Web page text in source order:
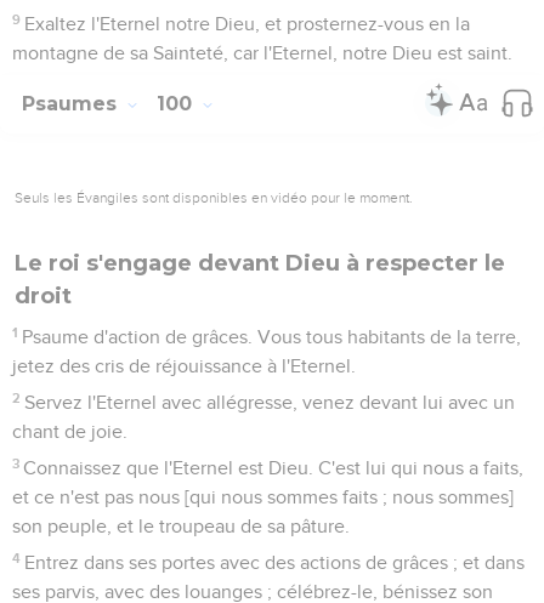
9 Exaltez l'Eternel notre Dieu, et prosternez-vous en la
montagne de sa Sainteté, car l'Eternel, notre Dieu est saint.
Psaumes 100
Seuls les Évangiles sont disponibles en vidéo pour le moment.
Le roi s'engage devant Dieu à respecter le
droit
1 Psaume d'action de grâces. Vous tous habitants de la terre,
jetez des cris de réjouissance à l'Eternel.
2 Servez l'Eternel avec allégresse, venez devant lui avec un
chant de joie.
3 Connaissez que l'Eternel est Dieu. C'est lui qui nous a faits,
et ce n'est pas nous [qui nous sommes faits ; nous sommes]
son peuple, et le troupeau de sa pâture.
4 Entrez dans ses portes avec des actions de grâces ; et dans
ses parvis, avec des louanges ; célébrez-le, bénissez son